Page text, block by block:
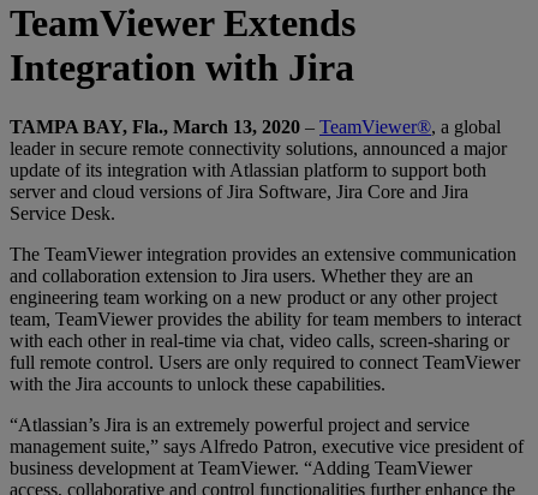
TeamViewer Extends
Integration with Jira
TAMPA BAY, Fla., March 13, 2020 – TeamViewer®, a global
leader in secure remote connectivity solutions, announced a major
update of its integration with Atlassian platform to support both
server and cloud versions of Jira Software, Jira Core and Jira
Service Desk.
The TeamViewer integration provides an extensive communication
and collaboration extension to Jira users. Whether they are an
engineering team working on a new product or any other project
team, TeamViewer provides the ability for team members to interact
with each other in real-time via chat, video calls, screen-sharing or
full remote control. Users are only required to connect TeamViewer
with the Jira accounts to unlock these capabilities.
“Atlassian’s Jira is an extremely powerful project and service
management suite,” says Alfredo Patron, executive vice president of
business development at TeamViewer. “Adding TeamViewer
access, collaborative and control functionalities further enhance the